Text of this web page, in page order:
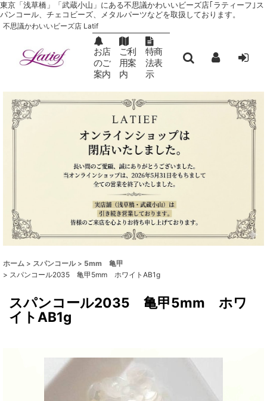
東京「浅草橋」「武蔵小山」にある不思議かわいいビーズ店｢ラティーフ｣ ス
パンコール、チェコビーズ、メタルパーツなどを取扱しております。
不思議かわいいビーズ店 Latif
お店
のご
案内
ご利
用案
内
特商
法表
示
ホーム > スパンコール > 5mm 亀甲
> スパンコール2035 亀甲5mm ホワイトAB1g
スパンコール2035 亀甲5mm ホワ
イトAB1g